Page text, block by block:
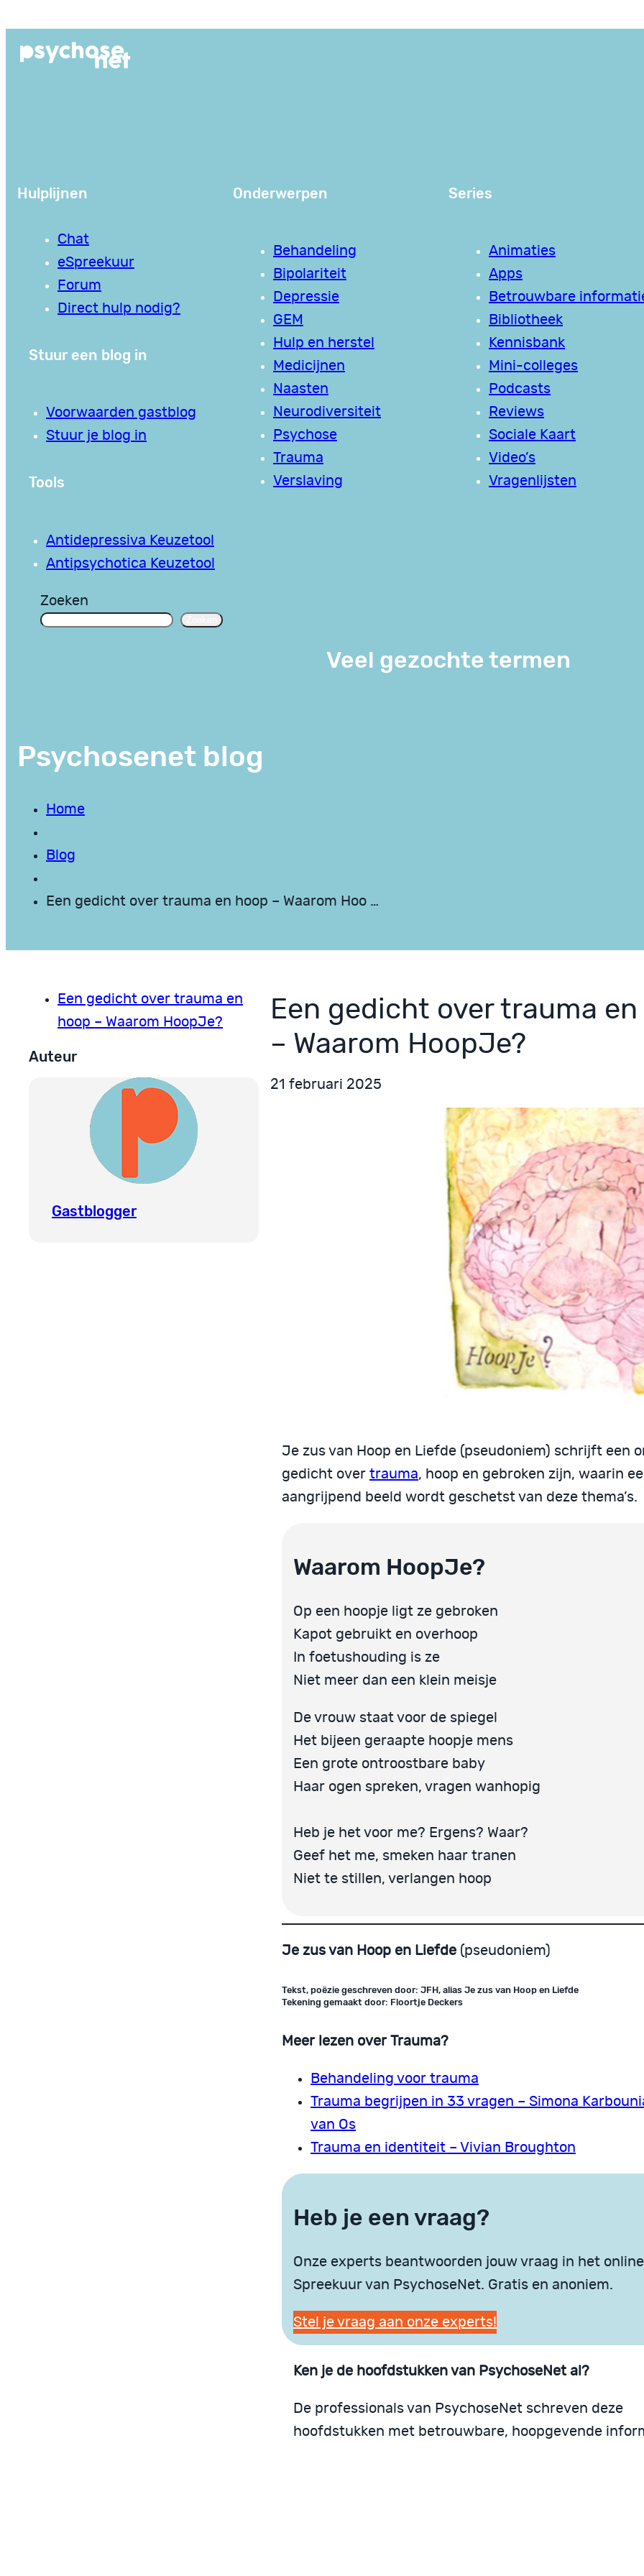
de
Hulplijnen
Chat
eSpreekuur
Forum
Direct hulp nodig?
Stuur een blog in
Voorwaarden gastblog
Stuur je blog in
Tools
Antidepressiva Keuzetool
Antipsychotica Keuzetool
Onderwerpen
Behandeling
Bipolariteit
Depressie
GEM
Hulp en herstel
Medicijnen
Naasten
Neurodiversiteit
Psychose
Trauma
Verslaving
Series
Animaties
Apps
Betrouwbare
Bibliotheek
Kennisbank
Mini-colleges
Podcasts
Reviews
Sociale Kaart
Video’s
Vragenlijsten
Zoeken
Veel gezochte termen
Psychosenet blog
Home
Blog
Een gedicht over trauma en hoop – Waarom Hoo …
Een gedicht over trauma en
hoop – Waarom HoopJe?
Auteur
Gastblogger
Een gedicht over trauma
– Waarom HoopJe?
21 februari 2025
Je zus van Hoop en Liefde (pseudoniem) schrijft een
gedicht over trauma, hoop en gebroken zijn, waarin
aangrijpend beeld wordt geschetst van deze thema’s.
Waarom HoopJe?
Op een hoopje ligt ze gebroken
Kapot gebruikt en overhoop
In foetushouding is ze
Niet meer dan een klein meisje
De vrouw staat voor de spiegel
Het bijeen geraapte hoopje mens
Een grote ontroostbare baby
Haar ogen spreken, vragen wanhopig
Heb je het voor me? Ergens? Waar?
Geef het me, smeken haar tranen
Niet te stillen, verlangen hoop
Je zus van Hoop en Liefde (pseudoniem)
Tekst, poëzie geschreven door: JFH, alias Je zus van Hoop en Liefde
Tekening gemaakt door: Floortje Deckers
Meer lezen over Trauma?
Behandeling voor trauma
Trauma begrijpen in 33 vragen – Simona
van Os
Trauma en identiteit – Vivian Broughton
Heb je een vraag?
Onze experts beantwoorden jouw vraag in het online
Spreekuur van PsychoseNet. Gratis en anoniem.
Stel je vraag aan onze experts!
Ken je de hoofdstukken van PsychoseNet al?
De professionals van PsychoseNet schreven deze
hoofdstukken met betrouwbare, hoopgevende